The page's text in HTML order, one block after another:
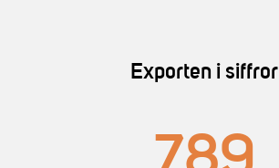
Exporten i siffror